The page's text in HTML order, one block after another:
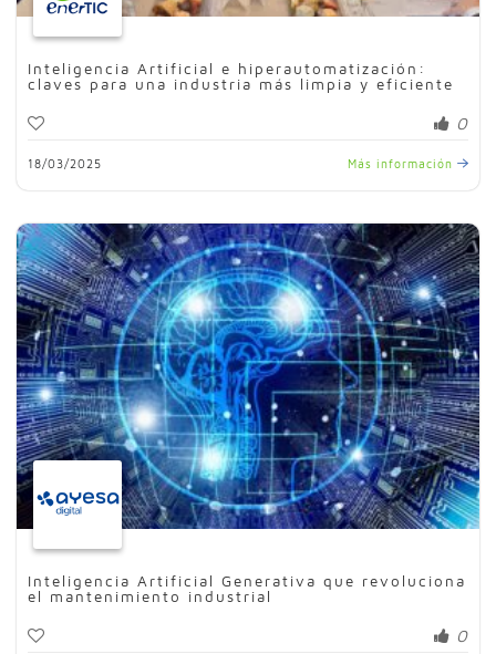
Inteligencia Artificial e hiperautomatización:
claves para una industria más limpia y eficiente
0
18/03/2025 Más información
Inteligencia Artificial Generativa que revoluciona
el mantenimiento industrial
0